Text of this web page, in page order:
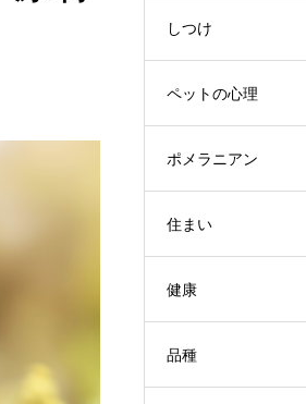
しつけ
ペットの心理
ポメラニアン
住まい
健康
品種